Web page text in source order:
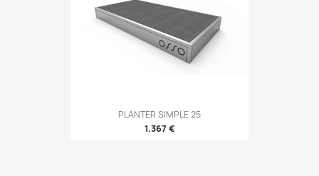
PLANTER SIMPLE 25
1.367 €